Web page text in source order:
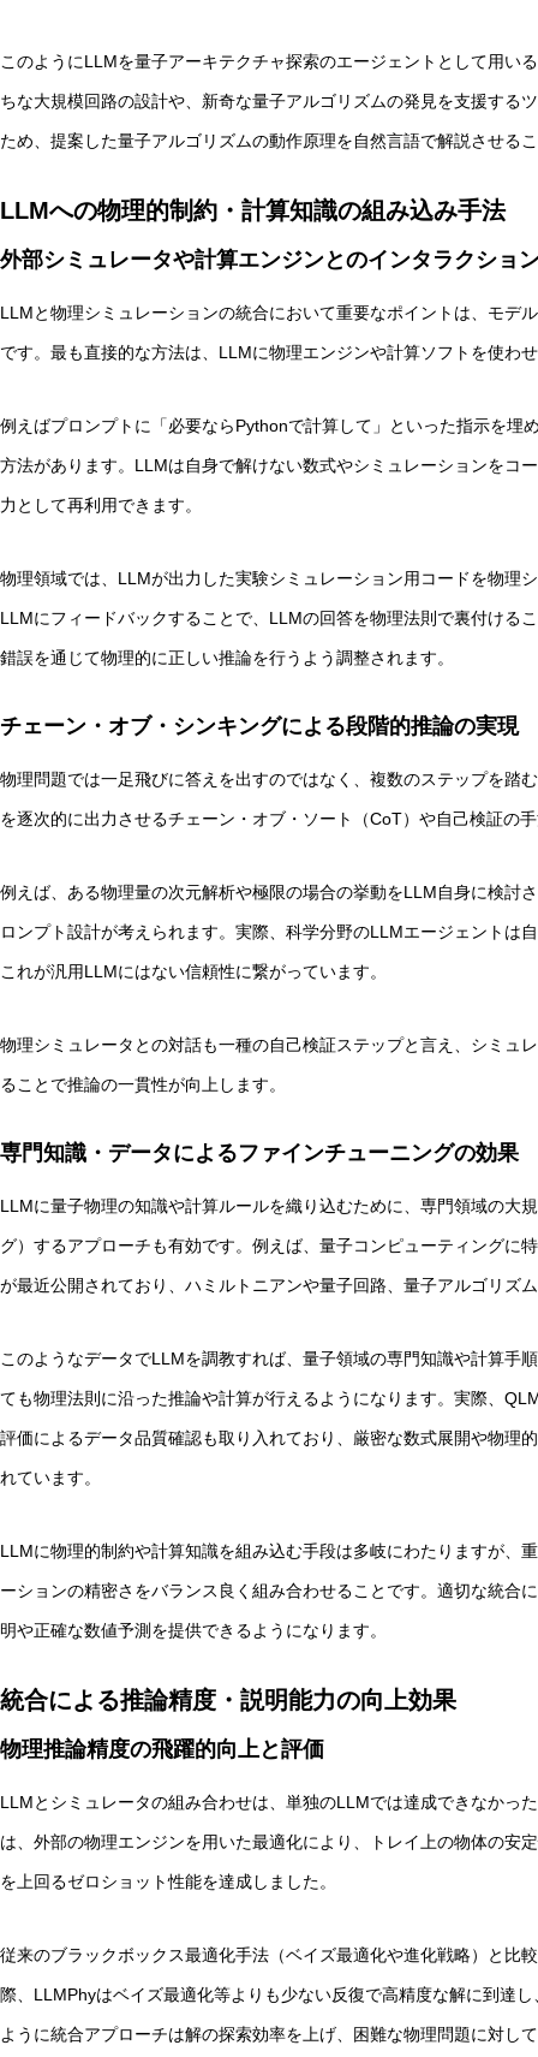
このようにLLMを量子アーキテクチャ探索のエージェントとして用い
ちな大規模回路の設計や、新奇な量子アルゴリズムの発見を支援する
ため、提案した量子アルゴリズムの動作原理を自然言語で解説させる
LLMへの物理的制約・計算知識の組み込み手法
外部シミュレータや計算エンジンとのインタラクショ
LLMと物理シミュレーションの統合において重要なポイントは、モデ
です。最も直接的な方法は、LLMに物理エンジンや計算ソフトを使わ
例えばプロンプトに「必要ならPythonで計算して」といった指示を埋
方法があります。LLMは自身で解けない数式やシミュレーションをコ
力として再利用できます。
物理領域では、LLMが出力した実験シミュレーション用コードを物理
LLMにフィードバックすることで、LLMの回答を物理法則で裏付ける
錯誤を通じて物理的に正しい推論を行うよう調整されます。
チェーン・オブ・シンキングによる段階的推論の実現
物理問題では一足飛びに答えを出すのではなく、複数のステップを踏
を逐次的に出力させるチェーン・オブ・ソート（CoT）や自己検証の
例えば、ある物理量の次元解析や極限の場合の挙動をLLM自身に検討
ロンプト設計が考えられます。実際、科学分野のLLMエージェントは
これが汎用LLMにはない信頼性に繋がっています。
物理シミュレータとの対話も一種の自己検証ステップと言え、シミュ
ることで推論の一貫性が向上します。
専門知識・データによるファインチューニングの効果
LLMに量子物理の知識や計算ルールを織り込むために、専門領域の大
グ）するアプローチも有効です。例えば、量子コンピューティングに
が最近公開されており、ハミルトニアンや量子回路、量子アルゴリズ
このようなデータでLLMを調教すれば、量子領域の専門知識や計算手
ても物理法則に沿った推論や計算が行えるようになります。実際、
評価によるデータ品質確認も取り入れており、厳密な数式展開や物理
れています。
LLMに物理的制約や計算知識を組み込む手段は多岐にわたりますが、
ーションの精密さをバランス良く組み合わせることです。適切な統合
明や正確な数値予測を提供できるようになります。
統合による推論精度・説明能力の向上効果
物理推論精度の飛躍的向上と評価
LLMとシミュレータの組み合わせは、単独のLLMでは達成できなかっ
は、外部の物理エンジンを用いた最適化により、トレイ上の物体の安
を上回るゼロショット性能を達成しました。
従来のブラックボックス最適化手法（ベイズ最適化や進化戦略）と比
際、LLMPhyはベイズ最適化等よりも少ない反復で高精度な解に到達
ように統合アプローチは解の探索効率を上げ、困難な物理問題に対し